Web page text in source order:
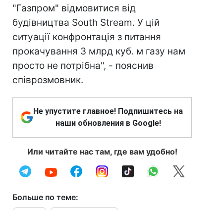
"Газпром" відмовитися від
будівництва South Stream. У цій
ситуації конфронтація з питання
прокачування 3 млрд куб. м газу нам
просто не потрібна", - пояснив
співрозмовник.
Не упустите главное! Подпишитесь на
наши обновления в Google!
Или читайте нас там, где вам удобно!
Больше по теме: